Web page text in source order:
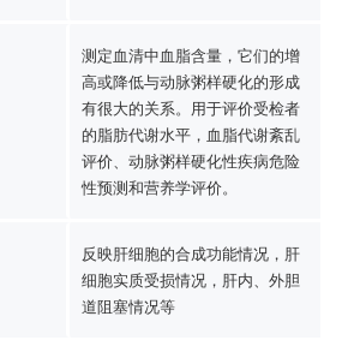
测定血清中血脂含量，它们的增
高或降低与动脉粥样硬化的形成
有很大的关系。用于评价受检者
的脂肪代谢水平，血脂代谢紊乱
评价、动脉粥样硬化性疾病危险
性预测和营养学评价。
反映肝细胞的合成功能情况，肝
细胞实质受损情况，肝内、外胆
道阻塞情况等